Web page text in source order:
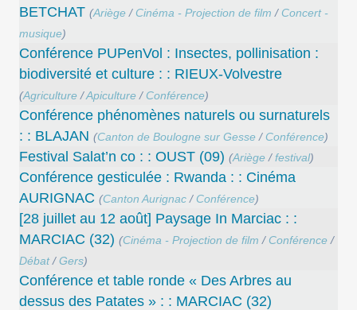
BETCHAT (Ariège / Cinéma - Projection de film / Concert -
musique)
Conférence PUPenVol : Insectes, pollinisation :
biodiversité et culture : : RIEUX-Volvestre
(Agriculture /Apiculture / Conférence)
Conférence phénomènes naturels ou surnaturels
: : BLAJAN (Canton de Boulogne sur Gesse / Conférence)
Festival Salat’n co : : OUST (09) (Ariège /festival)
Conférence gesticulée : Rwanda : : Cinéma
AURIGNAC (Canton Aurignac / Conférence)
[28 juillet au 12 août] Paysage In Marciac : :
MARCIAC (32) (Cinéma - Projection de film / Conférence /
Débat/Gers)
Conférence et table ronde « Des Arbres au
dessus des Patates » : : MARCIAC (32)